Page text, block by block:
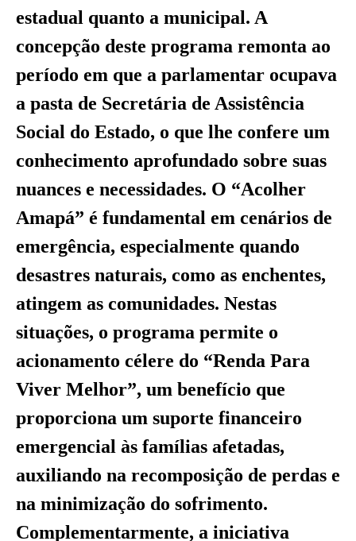
estadual quanto a municipal. A
concepção deste programa remonta ao
período em que a parlamentar ocupava
a pasta de Secretária de Assistência
Social do Estado, o que lhe confere um
conhecimento aprofundado sobre suas
nuances e necessidades. O “Acolher
Amapá” é fundamental em cenários de
emergência, especialmente quando
desastres naturais, como as enchentes,
atingem as comunidades. Nestas
situações, o programa permite o
acionamento célere do “Renda Para
Viver Melhor”, um benefício que
proporciona um suporte financeiro
emergencial às famílias afetadas,
auxiliando na recomposição de perdas e
na minimização do sofrimento.
Complementarmente, a iniciativa